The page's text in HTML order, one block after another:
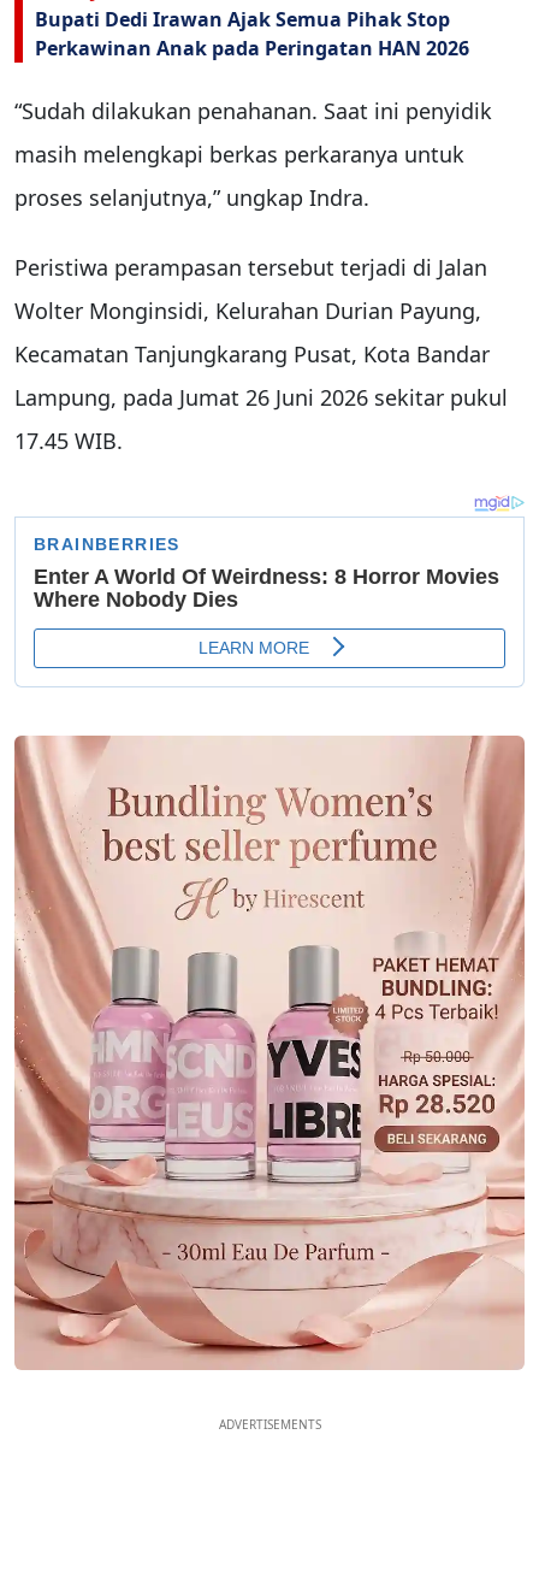
Bupati Dedi Irawan Ajak Semua Pihak Stop
Perkawinan Anak pada Peringatan HAN 2026
“Sudah dilakukan penahanan. Saat ini penyidik
masih melengkapi berkas perkaranya untuk
proses selanjutnya,” ungkap Indra.
Peristiwa perampasan tersebut terjadi di Jalan
Wolter Monginsidi, Kelurahan Durian Payung,
Kecamatan Tanjungkarang Pusat, Kota Bandar
Lampung, pada Jumat 26 Juni 2026 sekitar pukul
17.45 WIB.
ADVERTISEMENTS